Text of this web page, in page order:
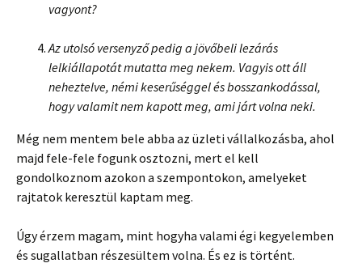
vagyont?
Az utolsó versenyző pedig a jövőbeli lezárás
lelkiállapotát mutatta meg nekem. Vagyis ott áll
neheztelve, némi keserűséggel és bosszankodással,
hogy valamit nem kapott meg, ami járt volna neki.
Még nem mentem bele abba az üzleti vállalkozásba, ahol
majd fele-fele fogunk osztozni, mert el kell
gondolkoznom azokon a szempontokon, amelyeket
rajtatok keresztül kaptam meg.
Úgy érzem magam, mint hogyha valami égi kegyelemben
és sugallatban részesültem volna. És ez is történt.